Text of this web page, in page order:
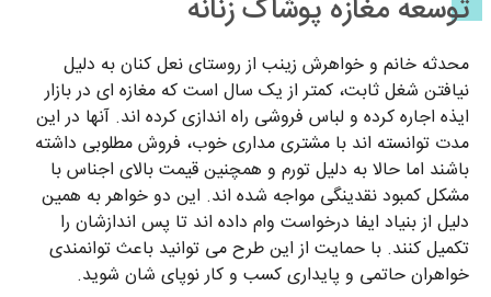
توسعه مغازه پوشاک زنانه
محدثه خانم و خواهرش زینب از روستای نعل کنان به دلیل
نیافتن شغل ثابت، کمتر از یک سال است که مغازه ای در بازار
ایذه اجاره کرده و لباس فروشی راه اندازی کرده اند. آنها در این
مدت توانسته اند با مشتری مداری خوب، فروش مطلوبی داشته
باشند اما حالا به دلیل تورم و همچنین قیمت بالای اجناس با
مشکل کمبود نقدینگی مواجه شده اند. این دو خواهر به همین
دلیل از بنیاد ایفا درخواست وام داده اند تا پس اندازشان را
تکمیل کنند. با حمایت از این طرح می توانید باعث توانمندی
خواهران حاتمی و پایداری کسب و کار نوپای شان شوید.